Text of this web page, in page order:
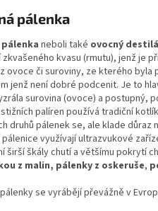
pálenka
neboli také ovocný
kvasu (rmutu), jenž je
ovoce či suroviny, ze kterého
jenž není dobré podcenit. Je to
surovina (ovoce) a postupný,
palíren používá tradiční
druhů pálenek se, ale klade důraz
využívají ultrazvukové
širší škály chutí a většímu pokrytí
z malin, pálenky z oskeruše,
se vyrábějí převážně v